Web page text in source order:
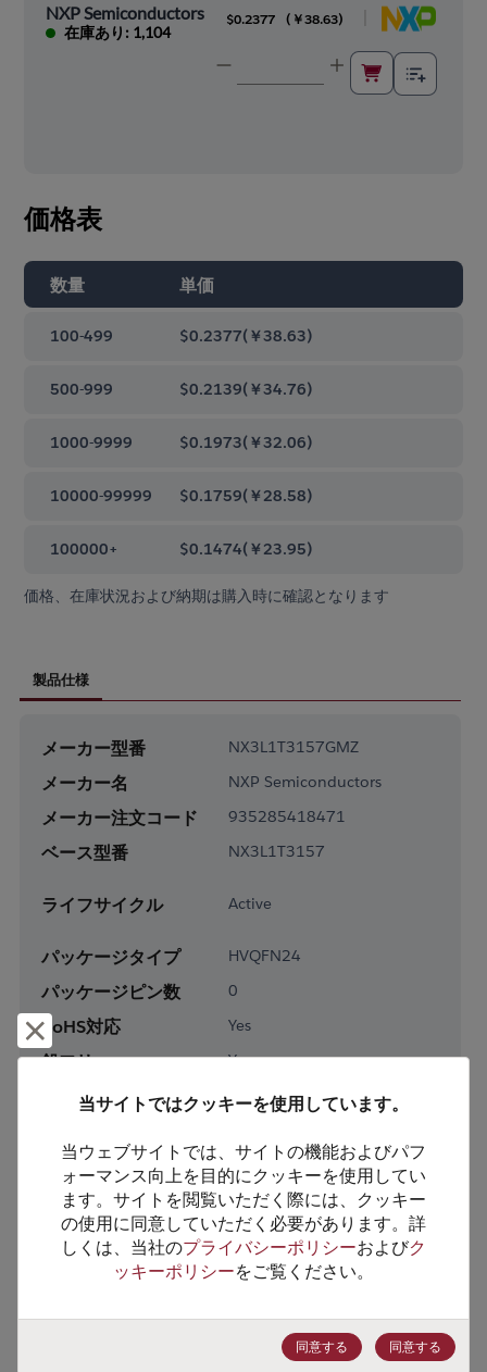
NXP Semiconductors
在庫あり: 1,104
$0.2377 ( ￥38.63)
価格表
数量 単価
100-499 $0.2377(￥38.63)
500-999 $0.2139(￥34.76)
1000-9999 $0.1973(￥32.06)
10000-99999 $0.1759(￥28.58)
100000+ $0.1474(￥23.95)
価格、在庫状況および納期は購入時に確認となります
製品仕様
メーカー型番 NX3L1T3157GMZ
メーカー名 NXP Semiconductors
メーカー注文コード 935285418471
ベース型番 NX3L1T3157
ライフサイクル Active
パッケージタイプ HVQFN24
パッケージピン数 0
RoHS対応 Yes
鉛フリー Yes
梱包形態 Tape & Reel
製品カテゴリー Analog & Mixed Signal
製品サブカテゴリー Multiplexer & Switch
製品グループ Multiplexers/Switches
却下して閉じる
当サイトではクッキーを使用しています。
当ウェブサイトでは、サイトの機能およびパフ
ォーマンス向上を目的にクッキーを使用してい
ます。サイトを閲覧いただく際には、クッキー
の使用に同意していただく必要があります。詳
しくは、当社のプライバシーポリシーおよびク
ッキーポリシーをご覧ください。
同意する 同意する